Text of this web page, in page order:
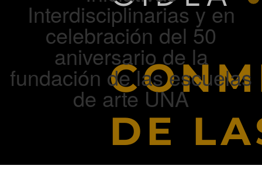
Interdisciplinarias y en
celebración del 50
aniversario de la
fundación de las escuelas
de arte UNA